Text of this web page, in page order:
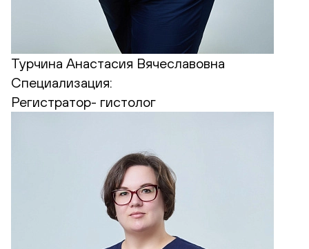
Турчина Анастасия Вячеславовна
Специализация:
Регистратор- гистолог